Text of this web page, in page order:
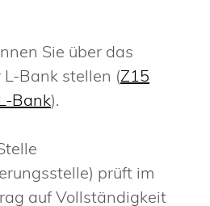
Sie über das
Bank stellen (Z15
Bank).
prüft im
auf Vollständigkeit